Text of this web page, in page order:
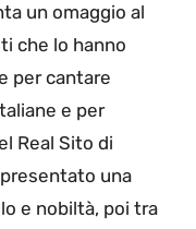
un omaggio al
che lo hanno
per cantare
e per
Real Sito di
una
e nobiltà, poi tra